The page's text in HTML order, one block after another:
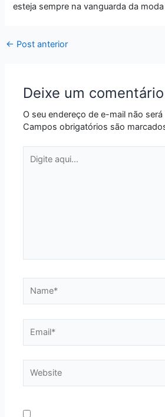
esteja sempre na vanguarda da
← Post anterior
Deixe um comentário
O seu endereço de e-mail não
Campos obrigatórios são
aqui...